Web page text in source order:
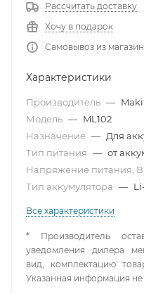
Рассчитать доставку
Хочу в подарок
Самовывоз из
Характеристики
Производитель —
Модель — ML102
Назначение — Для
Тип питания — от
Напряжение питания, В
Тип аккумулятора —
Все характеристики
* Производитель
уведомления дилера
вид, комплектацию
Указанная информация